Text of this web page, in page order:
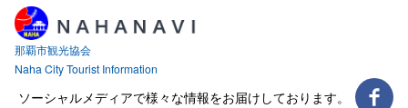
那覇市観光協会
Naha City Tourist Information
ソーシャルメディアで様々な情報をお届けしております。